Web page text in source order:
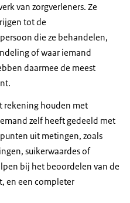
van zorgverleners. Ze
tot de
die ze behandelen,
of waar iemand
daarmee de meest
rekening houden met
zelf heeft gedeeld met
uit metingen, zoals
suikerwaardes of
bij het beoordelen van de
en een completer